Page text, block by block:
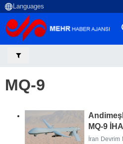
MQ-9
MQ-9
İran Devrim